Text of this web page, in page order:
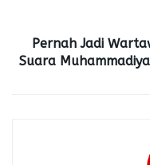
Pernah Jadi
Suara